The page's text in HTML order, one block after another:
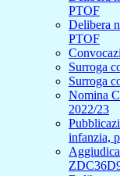
PTOF
Delibera
PTOF
Surroga
Surroga
Nomina
2022/23
infanzia,